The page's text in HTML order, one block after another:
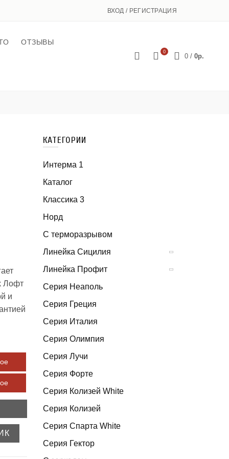
ВХОД / РЕГИСТРАЦИЯ
ОТЗЫВЫ
0
0 / 0р.
Лофт
и
КАТЕГОРИИ
Интерма 1
Каталог
Классика 3
Норд
С терморазрывом
Линейка Сицилия
Линейка Профит
Серия Неаполь
Серия Греция
Серия Италия
Серия Олимпия
Серия Лучи
Серия Форте
Серия Колизей White
Серия Колизей
Серия Спарта White
Серия Гектор